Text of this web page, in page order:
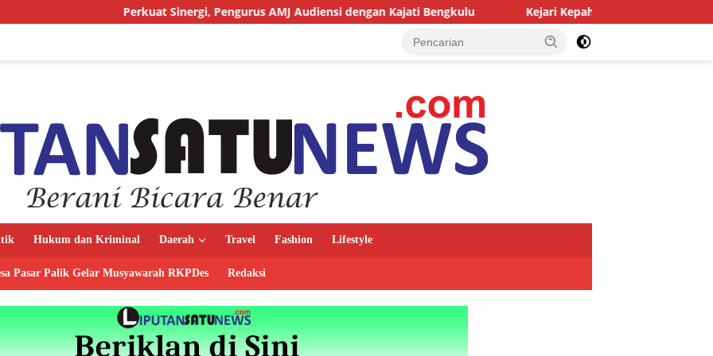
Perkuat Sinergi, Pengurus AMJ Audiensi dengan Kajati Bengkulu Kejari Kepahiang Tegaskan Tuntutan Berat bagi
Hukum dan Kriminal Daerah Travel Fashion Lifestyle
Pasar Palik Gelar Musyawarah RKPDes Redaksi